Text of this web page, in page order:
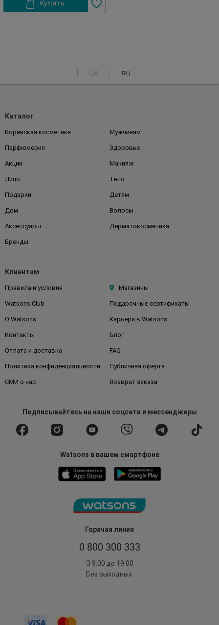
UA RU
Горячая линия
0 800 300 333
З 9:00 до 19:00
Без выходных
Каталог
Корейская косметика Мужчинам
Парфюмерия Здоровье
Акции Макияж
Лицо Тело
Подарки Детям
Дом Волосы
Аксессуары Дерматокосметика
Бренды
Клиентам
Правила и условия Магазины
Watsons Club Подарочные сертификаты
О Watsons Карьера в Watsons
Контакты Блог
Оплата и доставка FAQ
Политика конфиденциальности Публичная оферта
СМИ о нас Возврат заказа
Подписывайтесьна наши соцсети и мессенджеры
Watsons в вашем смартфоне